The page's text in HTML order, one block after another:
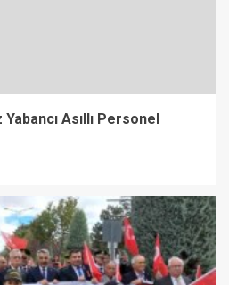
Asıllı Personel